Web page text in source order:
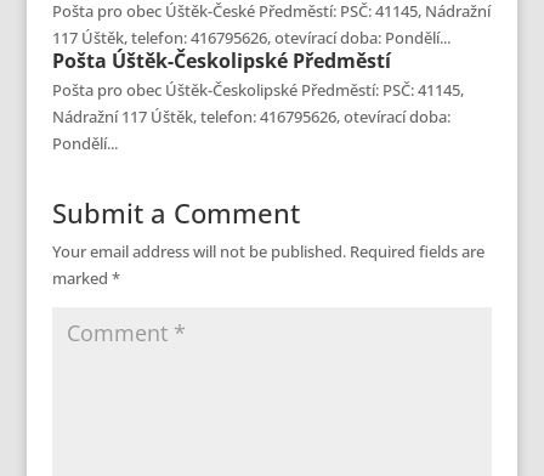
Pošta pro obec Úštěk-České Předměstí: PSČ: 41145, Nádražní
117 Úštěk, telefon: 416795626, otevírací doba: Pondělí...
Pošta Úštěk-Českolipské Předměstí
Pošta pro obec Úštěk-Českolipské Předměstí: PSČ: 41145,
Nádražní 117 Úštěk, telefon: 416795626, otevírací doba:
Pondělí...
Submit a Comment
Your email address will not be published. Required fields are
marked *